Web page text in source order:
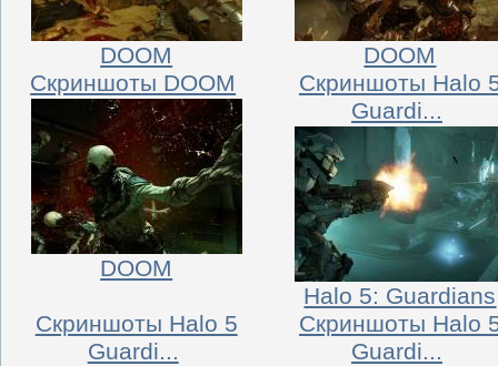
DOOM
DOOM
Скриншоты DOOM
DOOM
Скриншоты Halo
Guardi...
Halo 5: Guardians
Скриншоты Halo 5
Guardi...
Скриншоты Halo
Guardi...